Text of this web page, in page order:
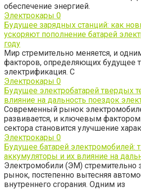
обеспечение энергией.
Электрокары 0
Будущее зарядных станций: как
ускоряют пополнение батарей
году
Мир стремительно меняется, и
факторов, определяющих будущее
электрификация. С
Электрокары 0
Будущее электробатарей твердых
влияние на дальность поездок
Современный рынок
развивается, и ключевым фактором
сектора становится улучшение
Электрокары 0
Будущее батарей электромобилей:
аккумуляторы и их влияние на
Электромобили (ЭМ) стремительно
рынок, постепенно вытесняя
внутреннего сгорания. Одним из